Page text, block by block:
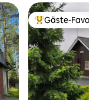
Beliebter Gäste-
Gäste-Favorit